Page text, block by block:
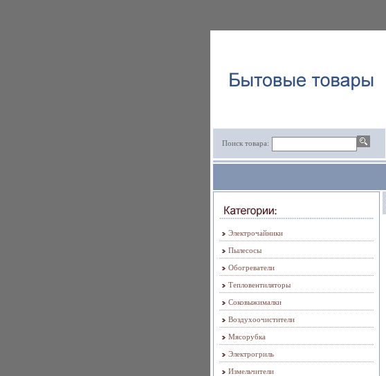
Поиск товара:
Электрочайники
Пылесосы
Обогреватели
Тепловентиляторы
Соковыжималки
Воздухоочистители
Мясорубка
Электрогриль
Измельчители